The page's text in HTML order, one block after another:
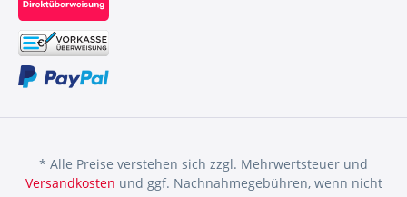
* Alle Preise verstehen sich zzgl. Mehrwertsteuer und
Versandkosten und ggf. Nachnahmegebühren, wenn nicht